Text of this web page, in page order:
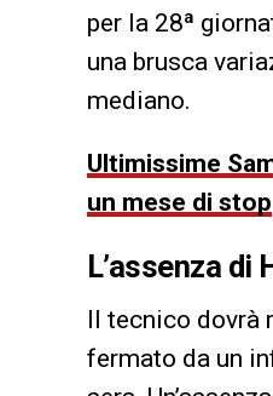
per la 28ª
una brusca
mediano.
Ultimissime
un mese di stop
L’assenza di
Il tecnico dovrà
fermato da un